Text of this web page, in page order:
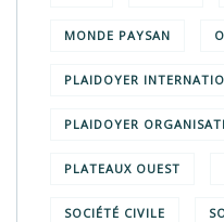
MONDE PAYSAN
PLAIDOYER
PLAIDOYER
PLATEAUX OUEST
SOCIÉTÉ CIVILE